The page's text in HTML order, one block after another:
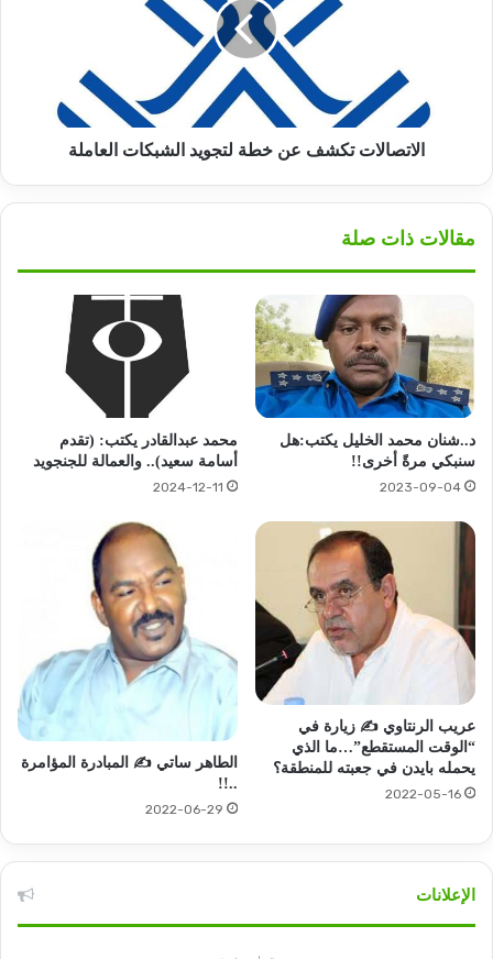
الاتصالات تكشف عن خطة لتجويد الشبكات العاملة
مقالات ذات صلة
د..شنان محمد الخليل يكتب:هل
سنبكي مرةً أخرى!!
2023-09-04
محمد عبدالقادر يكتب: (تقدم
أسامة سعيد).. والعمالة للجنجويد
2024-12-11
عريب الرنتاوي ✍️ زيارة في
“الوقت المستقطع”…ما الذي
يحمله بايدن في جعبته للمنطقة؟
2022-05-16
الطاهر ساتي ✍️ المبادرة المؤامرة
..!!
2022-06-29
الإعلانات